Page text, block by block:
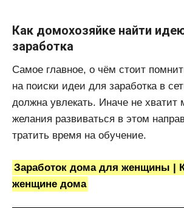
Как домохозяйке найти
заработка
Самое главное, о чём стоит
на поиски идеи для заработка в
должна увлекать. Иначе не хватит
желания развиваться в этом
тратить время на обучение.
Заработок дома для женщины |
женщине дома